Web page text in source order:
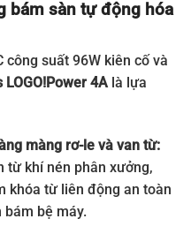
Power 1P 12 VDC
Power 1P 12 VDC
Power 1P 12 VDC
Power 1P 24 VDC
Power 1P 24 VDC
bám sàn tự động hóa
công suất 96W kiên cố và
LOGO!Power 4Alà lựa
màng rơ-le và van từ:
từ khí nén phân xưởng,
khóa từ liên động an toàn
bệ máy.